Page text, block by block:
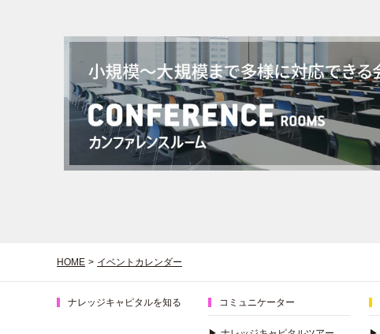
HOME > イベントカレンダー
ナレッジキャピタルを知る コミュニケーター